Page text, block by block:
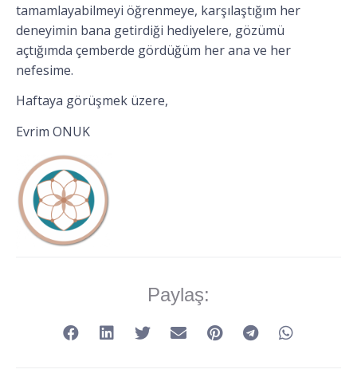
tamamlayabilmeyi öğrenmeye, karşılaştığım her
deneyimin bana getirdiği hediyelere, gözümü
açtığımda çemberde gördüğüm her ana ve her
nefesime.
Haftaya görüşmek üzere,
Evrim ONUK
Paylaş: